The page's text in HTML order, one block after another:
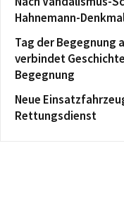
Hahnemann-
Tag der Begegnung
verbindet
Begegnung
Neue
Rettungsdienst